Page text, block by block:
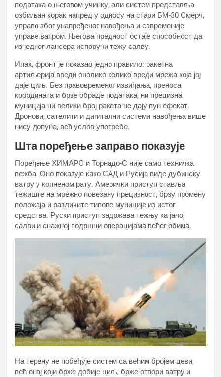
података о његовом учинку, али систем представља
озбиљан корак напред у односу на стари БМ-30 Смерч,
управо због унапређеног навођења и савременије
управе ватром. Његова предност остаје способност да
из једног лансера испоручи тежу салву.
Ипак, фронт је показао једно правило: ракетна
артиљерија вреди онолико колико вреди мрежа која јој
даје циљ. Без правовременог извиђања, преноса
координата и брзе обраде података, ни прецизна
муниција ни велики број ракета не дају пун ефекат.
Дронови, сателити и дигитални системи навођења више
нису допуна, већ услов употребе.
Шта поређење заправо показује
Поређење ХИМАРС и Торнадо-С није само техничка
вежба. Оно показује како САД и Русија виде дубинску
ватру у копненом рату. Амерички приступ ставља
тежиште на мрежно повезану прецизност, брзу промену
положаја и различите типове муниције из истог
средства. Руски приступ задржава тежњу ка јачој
салви и снажној подршци операцијама већег обима.
На терену не побеђује систем са већим бројем цеви,
већ онај који брже добије циљ, брже отвори ватру и